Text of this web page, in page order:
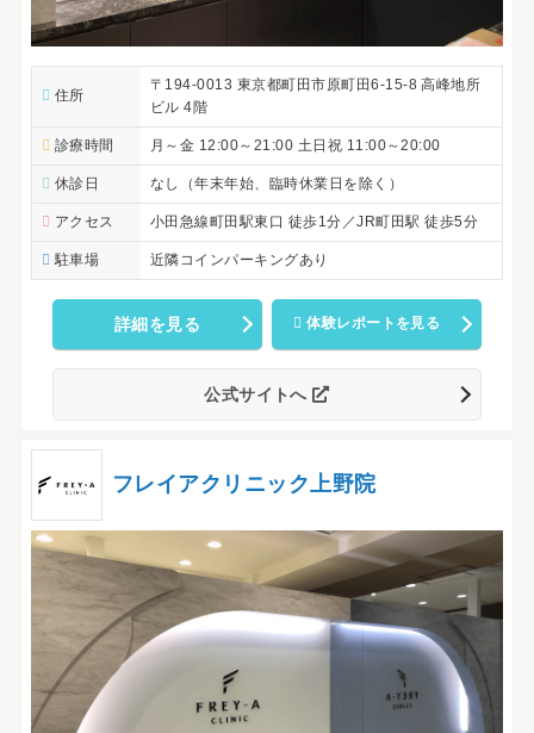
住所
〒194-0013 東京都町田市原町田6-15-8 高峰地所
ビル 4階
診療時間 月～金 12:00～21:00 土日祝 11:00～20:00
休診日 なし（年末年始、臨時休業日を除く）
アクセス 小田急線町田駅東口 徒歩1分／JR町田駅 徒歩5分
駐車場 近隣コインパーキングあり
詳細を見る 体験レポートを見る
公式サイトへ
フレイアクリニック上野院